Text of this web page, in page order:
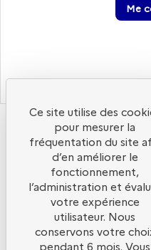
Me
Ce site utilise des
pour mesurer la
fréquentation du site
d’en améliorer le
fonctionnement,
l’administration et
votre expérience
utilisateur. Nous
conservons votre
pendant 6 mois. Vous